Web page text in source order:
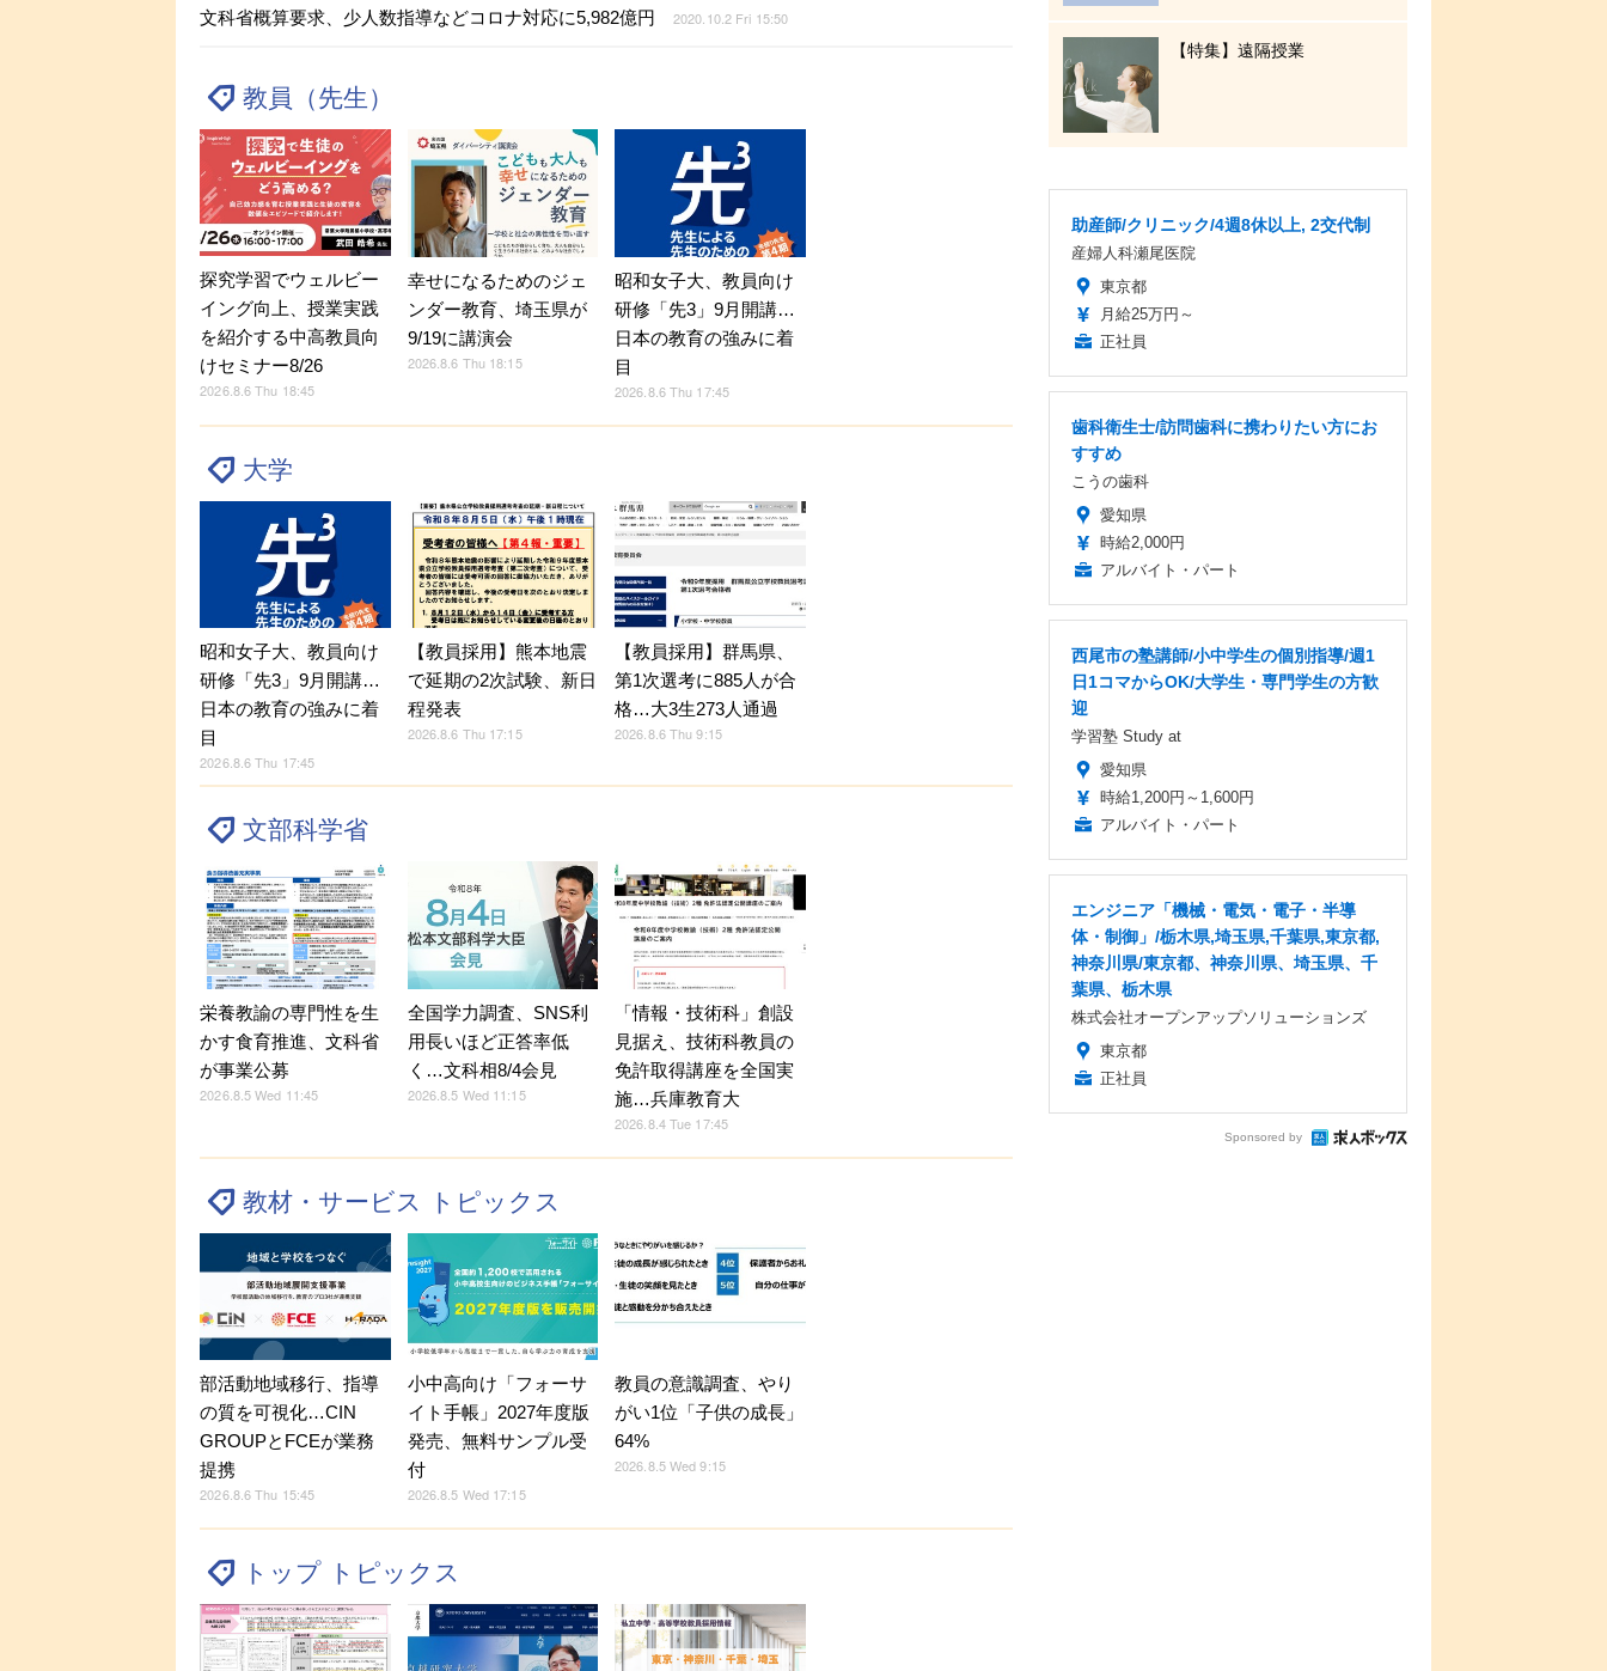
文科省概算要求、少人数指導などコロナ対応に5,982億円 2020.10.2 Fri 15:50
教員（先生）
探究学習でウェルビー
イング向上、授業実践
を紹介する中高教員向
けセミナー8/26
2026.8.6 Thu 18:45
幸せになるためのジェ
ンダー教育、埼玉県が
9/19に講演会
2026.8.6 Thu 18:15
昭和女子大、教員向け
研修「先3」9月開講…
日本の教育の強みに着
目
2026.8.6 Thu 17:45
大学
昭和女子大、教員向け
研修「先3」9月開講…
日本の教育の強みに着
目
2026.8.6 Thu 17:45
【教員採用】熊本地震
で延期の2次試験、新日
程発表
2026.8.6 Thu 17:15
【教員採用】群馬県、
第1次選考に885人が合
格…大3生273人通過
2026.8.6 Thu 9:15
文部科学省
栄養教諭の専門性を生
かす食育推進、文科省
が事業公募
2026.8.5 Wed 11:45
全国学力調査、SNS利
用長いほど正答率低
く…文科相8/4会見
2026.8.5 Wed 11:15
「情報・技術科」創設
見据え、技術科教員の
免許取得講座を全国実
施…兵庫教育大
2026.8.4 Tue 17:45
教材・サービス トピックス
部活動地域移行、指導
の質を可視化…CIN
GROUPとFCEが業務
提携
2026.8.6 Thu 15:45
小中高向け「フォーサ
イト手帳」2027年度版
発売、無料サンプル受
付
2026.8.5 Wed 17:15
教員の意識調査、やり
がい1位「子供の成長」
64%
2026.8.5 Wed 9:15
トップ トピックス
【特集】遠隔授業
助産師/クリニック/4週8休以上, 2交代制
産婦人科瀬尾医院
東京都
月給25万円～
正社員
歯科衛生士/訪問歯科に携わりたい方にお
すすめ
こうの歯科
愛知県
時給2,000円
アルバイト・パート
西尾市の塾講師/小中学生の個別指導/週1
日1コマからOK/大学生・専門学生の方歓
迎
学習塾 Study at
愛知県
時給1,200円～1,600円
アルバイト・パート
エンジニア「機械・電気・電子・半導
体・制御」/栃木県,埼玉県,千葉県,東京都,
神奈川県/東京都、神奈川県、埼玉県、千
葉県、栃木県
株式会社オープンアップソリューションズ
東京都
正社員
Sponsored by